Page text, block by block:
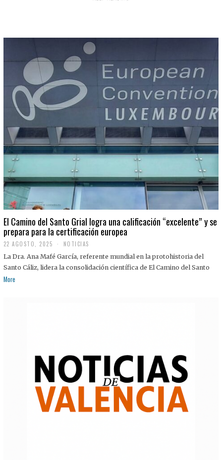
El Camino del Santo Grial logra una calificación “excelente” y se
prepara para la certificación europea
22 AGOSTO, 2025
2
A
G
NOTICIAS
La Dra. Ana Mafé García, referente mundial en la protohistoria del
Santo Cáliz, lidera la consolidación científica de El Camino del Santo
More